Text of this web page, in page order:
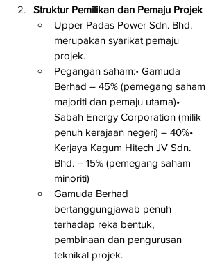
Struktur Pemilikan dan Pemaju Projek
Upper Padas Power Sdn. Bhd.
merupakan syarikat pemaju
projek.
Pegangan saham:• Gamuda
Berhad – 45% (pemegang saham
majoriti dan pemaju utama)•
Sabah Energy Corporation (milik
penuh kerajaan negeri) – 40%•
Kerjaya Kagum Hitech JV Sdn.
Bhd. – 15% (pemegang saham
minoriti)
Gamuda Berhad
bertanggungjawab penuh
terhadap reka bentuk,
pembinaan dan pengurusan
teknikal projek.